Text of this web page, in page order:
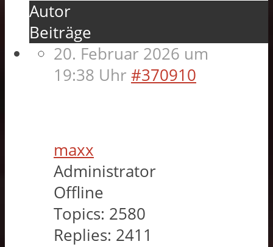
Autor
Beiträge
20. Februar 2026 um
19:38 Uhr #370910
maxx
Administrator
Offline
Topics: 2580
Replies: 2411